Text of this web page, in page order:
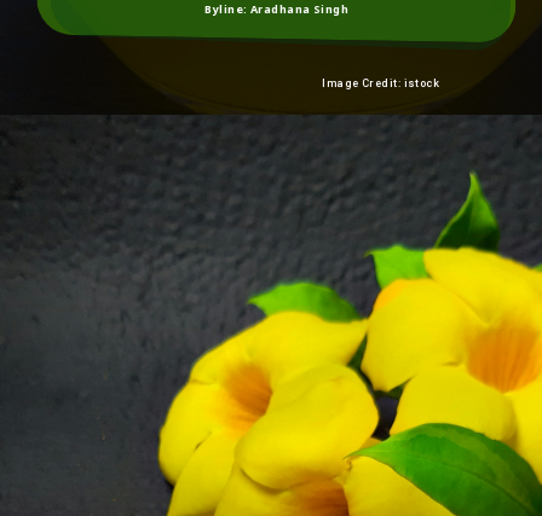
Heading 3
Image Credit: istock
Byline: Aradhana Singh